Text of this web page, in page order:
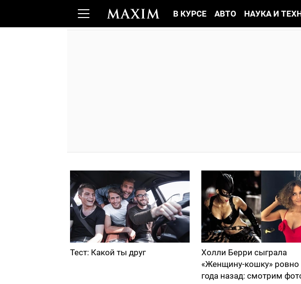
В КУРСЕ АВТО НАУКА И
Тест: Какой ты друг
Холли Берри сыграла
«Женщину-кошку» ровно
года назад: смотрим